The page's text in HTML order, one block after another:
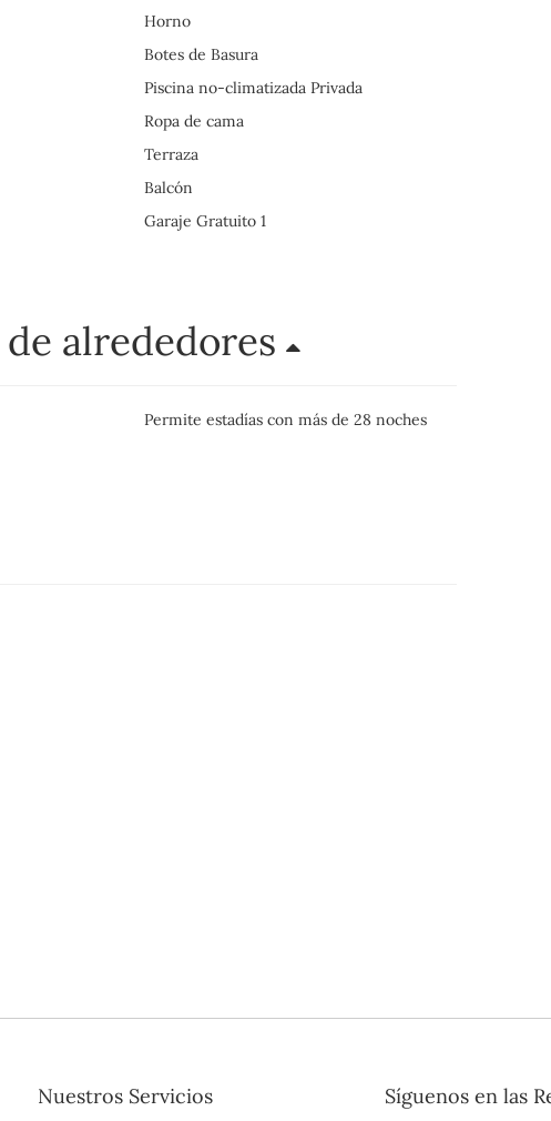
Horno
Botes de Basura
Piscina no-climatizada Privada
Ropa de cama
Terraza
Balcón
Garaje Gratuito 1
alrededores
Permite estadías con más de 28 noches
Nuestros Servicios Síguenos en las